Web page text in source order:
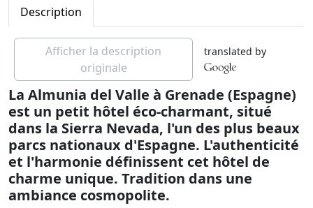
Description
Afficher la description
originale
translated by
La Almunia del Valle à Grenade (Espagne)
est un petit hôtel éco-charmant, situé
dans la Sierra Nevada, l'un des plus beaux
parcs nationaux d'Espagne. L'authenticité
et l'harmonie définissent cet hôtel de
charme unique. Tradition dans une
ambiance cosmopolite.